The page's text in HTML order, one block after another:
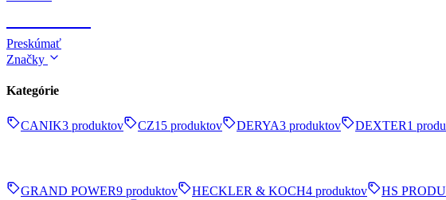
Preskúmať
Značky
Kategórie
CANIK3 produktov CZ15 produktov DERYA3 produktov DEXTER1
GRAND POWER9 produktov HECKLER & KOCH4 produktov HS